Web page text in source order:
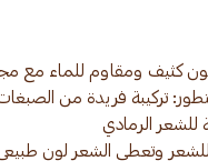
تركيبة فريدة من
للشعر وتعطي الشعر لون